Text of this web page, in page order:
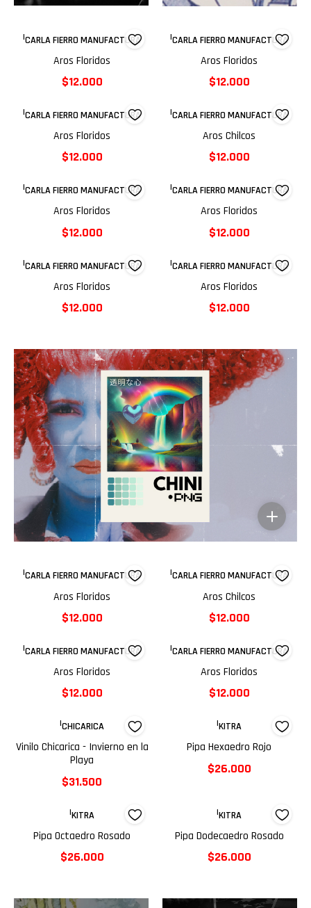
|CARLA FIERRO MANUFACTURA
Aros Floridos
$12.000
|CARLA FIERRO MANUFACTURA
Aros Floridos
$12.000
|CARLA FIERRO MANUFACTURA
Aros Floridos
$12.000
|CARLA FIERRO MANUFACTURA
Aros Chilcos
$12.000
|CARLA FIERRO MANUFACTURA
Aros Floridos
$12.000
|CARLA FIERRO MANUFACTURA
Aros Floridos
$12.000
|CARLA FIERRO MANUFACTURA
Aros Floridos
$12.000
|CARLA FIERRO MANUFACTURA
Aros Floridos
$12.000
|CARLA FIERRO MANUFACTURA
Aros Floridos
$12.000
|CARLA FIERRO MANUFACTURA
Aros Chilcos
$12.000
|CARLA FIERRO MANUFACTURA
Aros Floridos
$12.000
|CARLA FIERRO MANUFACTURA
Aros Floridos
$12.000
|CHICARICA
Vinilo Chicarica - Invierno en la
Playa
$31.500
|KITRA
Pipa Hexaedro Rojo
$26.000
|KITRA
Pipa Octaedro Rosado
$26.000
|KITRA
Pipa Dodecaedro Rosado
$26.000